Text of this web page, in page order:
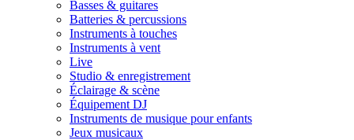
Basses & guitares
Batteries & percussions
Instruments à touches
Instruments à vent
Live
Studio & enregistrement
Éclairage & scène
Équipement DJ
Instruments de musique pour enfants
Jeux musicaux